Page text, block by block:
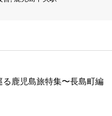
る鹿児島旅特集〜長島町編